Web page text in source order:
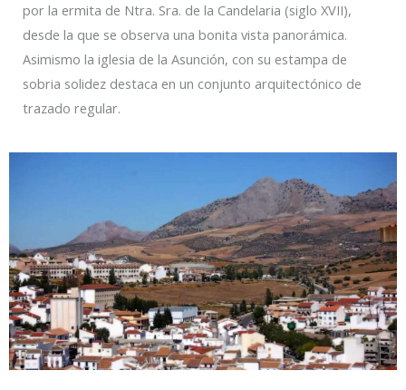
por la ermita de Ntra. Sra. de la Candelaria (siglo XVII),
desde la que se observa una bonita vista panorámica.
Asimismo la iglesia de la Asunción, con su estampa de
sobria solidez destaca en un conjunto arquitectónico de
trazado regular.